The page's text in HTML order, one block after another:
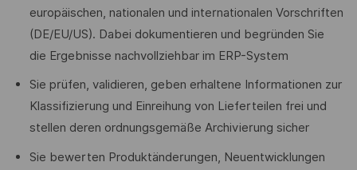
europäischen, nationalen und internationalen Vorschriften
(DE/EU/US). Dabei dokumentieren und begründen Sie
die Ergebnisse nachvollziehbar im ERP-System
Sie prüfen, validieren, geben erhaltene Informationen zur
Klassifizierung und Einreihung von Lieferteilen frei und
stellen deren ordnungsgemäße Archivierung sicher
Sie bewerten Produktänderungen, Neuentwicklungen